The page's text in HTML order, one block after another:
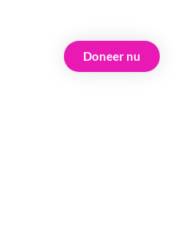
Doneer nu